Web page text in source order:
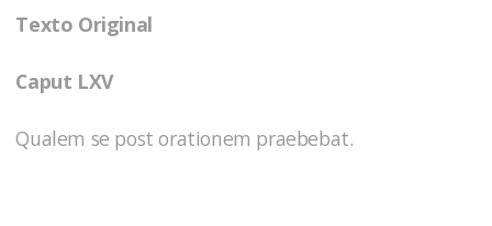
Texto Original
Caput LXV
Qualem se post orationem praebebat.